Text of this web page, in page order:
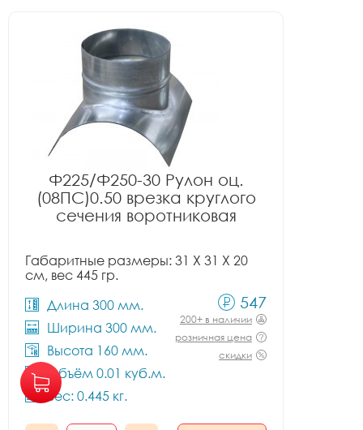
Ф225/Ф250-30 Рулон оц.
(08ПС)0.50 врезка круглого
сечения воротниковая
Габаритные размеры: 31 X 31 X 20
см, вес 445 гр.
Длина 300 мм.
Ширина 300 мм.
Высота 160 мм.
Объём 0.01 куб.м.
Вес: 0.445 кг.
547
200+ в наличии
розничная цена
скидки